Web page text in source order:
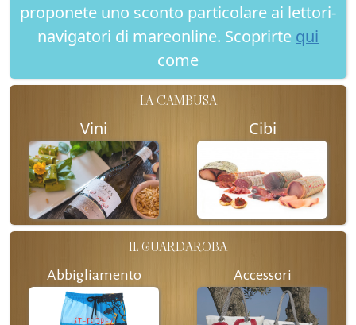
proponete uno sconto particolare ai lettori-
navigatori di mareonline. Scoprirte qui
come
LA CAMBUSA
Vini Cibi
IL GUARDAROBA
Abbigliamento Accessori